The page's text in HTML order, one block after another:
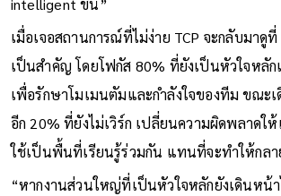
intelligent ขึ้น”
เมื่อเจอสถานการณ์ที่ไม่ง่าย TCP จะกลับมาดู
เป็นสำคัญ โดยโฟกัส 80% ที่ยังเป็นหัวใจหลั
เพื่อรักษาโมเมนตัมและกำลังใจของทีม ขณะเ
อีก 20% ที่ยังไม่เวิร์ก เปลี่ยนความผิดพลาดใ
ใช้เป็นพื้นที่เรียนรู้ร่วมกัน แทนที่จะทำให้กล
“หากงานส่วนใหญ่ที่เป็นหัวใจหลักยังเดินหน้า